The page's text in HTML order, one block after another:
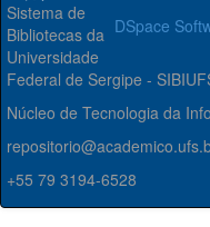
DSpace
Sistema de
Bibliotecas da
Universidade
Federal de Sergipe -
Núcleo de Tecnologia da
+55 79 3194-6528